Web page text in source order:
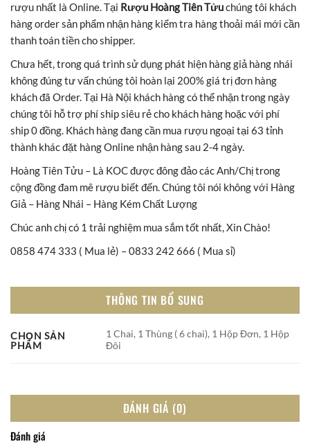
rượu nhất là Online. Tại Rượu Hoàng Tiên Tửuchúng tôi khách
hàng order sản phẩm nhận hàng kiểm tra hàng thoải mái mới cần
thanh toán tiền cho shipper.
Chưa hết, trong quá trình sử dụng phát hiện hàng giả hàng nhái
không đúng tư vấn chúng tôi hoàn lại 200% giá trị đơn hàng
khách đã Order. Tại Hà Nội khách hàng có thể nhận trong ngày
chúng tôi hỗ trợ phí ship siêu rẻ cho khách hàng hoặc với phí
ship 0 đồng. Khách hàng đang cần mua rượu ngoại tại 63 tỉnh
thành khác đặt hàng Online nhận hàng sau 2-4 ngày.
Hoàng Tiên Tửu – Là KOC được đông đảo các Anh/Chị trong
cộng đồng đam mê rượu biết đến. Chúng tôi nói không với Hàng
Giả – Hàng Nhái – Hàng Kém Chất Lượng
Chúc anh chị có 1 trải nghiệm mua sắm tốt nhất, Xin Chào!
0858 474 333 ( Mua lẻ) – 0833 242 666 ( Mua sỉ)
THÔNG TIN BỔ SUNG
CHỌN SẢN
PHẨM
1 Chai, 1 Thùng ( 6 chai), 1 Hộp Đơn, 1 Hộp
Đôi
ĐÁNH GIÁ (0)
Đánh giá